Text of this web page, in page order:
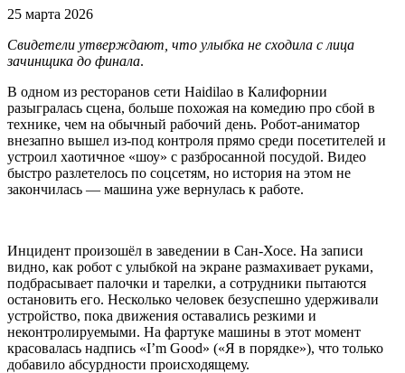
25 марта 2026
Свидетели утверждают, что улыбка не сходила с лица
зачинщика до финала.
В одном из ресторанов сети Haidilao в Калифорнии
разыгралась сцена, больше похожая на комедию про сбой в
технике, чем на обычный рабочий день. Робот-аниматор
внезапно вышел из-под контроля прямо среди посетителей и
устроил хаотичное «шоу» с разбросанной посудой. Видео
быстро разлетелось по соцсетям, но история на этом не
закончилась — машина уже вернулась к работе.
Инцидент произошёл в заведении в Сан-Хосе. На записи
видно, как робот с улыбкой на экране размахивает руками,
подбрасывает палочки и тарелки, а сотрудники пытаются
остановить его. Несколько человек безуспешно удерживали
устройство, пока движения оставались резкими и
неконтролируемыми. На фартуке машины в этот момент
красовалась надпись «I’m Good» («Я в порядке»), что только
добавило абсурдности происходящему.